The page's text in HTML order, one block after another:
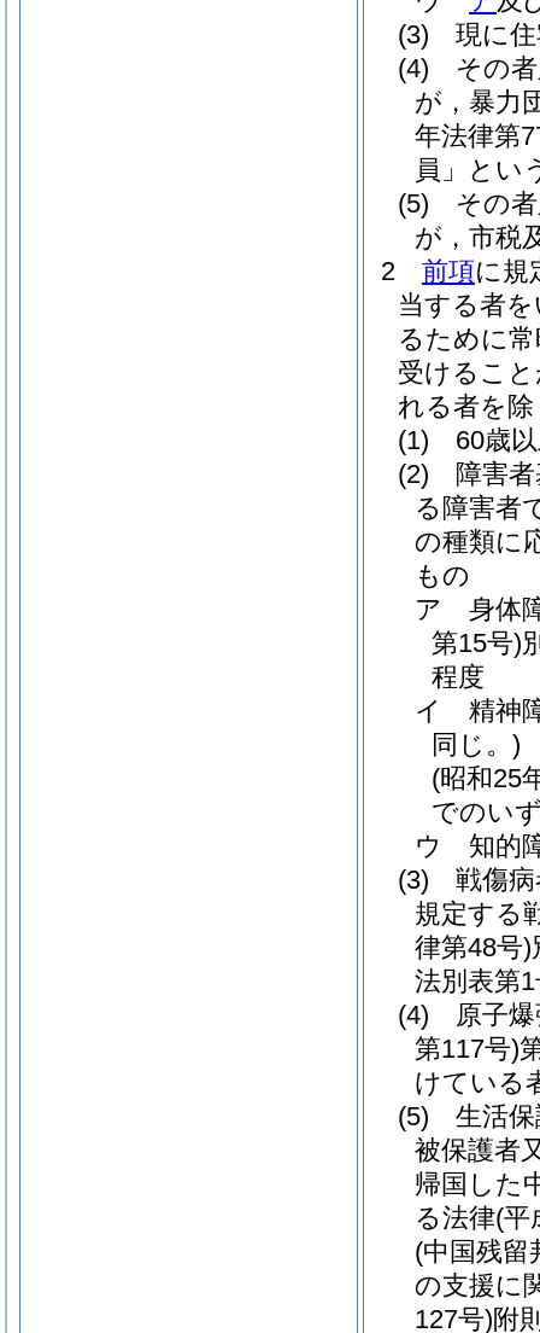
(3)
現に
(4)
その
が，暴力
年法律第
員」とい
(5)
その
が，市税
2
前項に規
当する者
るために
受けるこ
れる者を除
(1)
60歳
(2)
障害
る障害者
の種類に
もの
ア
身体
第15号)
程度
イ
精神
同じ。)
(昭和25
でのい
ウ
知
(3)
戦傷
規定する
律第48号)
法別表第
(4)
原子
第117号)
けている
(5)
生活
被保護者
帰国した
る法律(平
(中国残留
の支援に
127号)附